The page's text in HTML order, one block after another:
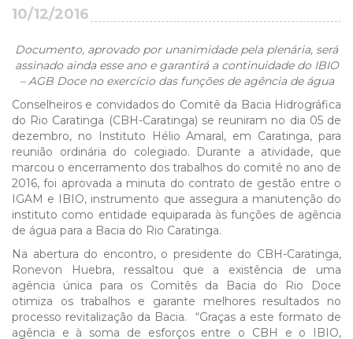
10/12/2016
Documento, aprovado por unanimidade pela plenária, será
assinado ainda esse ano e garantirá a continuidade do IBIO
– AGB Doce no exercício das funções de agência de água
Conselheiros e convidados do Comitê da Bacia Hidrográfica
do Rio Caratinga (CBH-Caratinga) se reuniram no dia 05 de
dezembro, no Instituto Hélio Amaral, em Caratinga, para
reunião ordinária do colegiado. Durante a atividade, que
marcou o encerramento dos trabalhos do comitê no ano de
2016, foi aprovada a minuta do contrato de gestão entre o
IGAM e IBIO, instrumento que assegura a manutenção do
instituto como entidade equiparada às funções de agência
de água para a Bacia do Rio Caratinga.
Na abertura do encontro, o presidente do CBH-Caratinga,
Ronevon Huebra, ressaltou que a existência de uma
agência única para os Comitês da Bacia do Rio Doce
otimiza os trabalhos e garante melhores resultados no
processo revitalização da Bacia. “Graças a este formato de
agência e à soma de esforços entre o CBH e o IBIO,